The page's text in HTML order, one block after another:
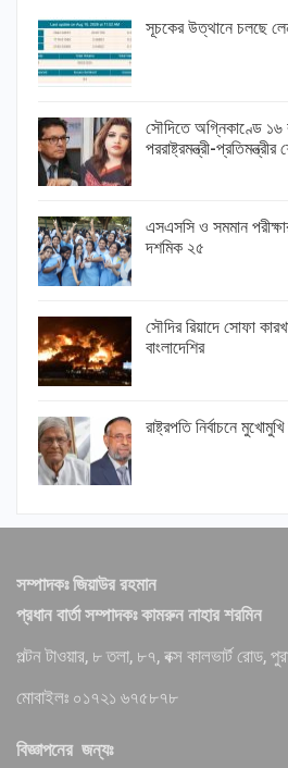
সূচকের উত্থানে চলছে
সৌদিতে অগ্নিকাণ্ডে ১৬
পররাষ্ট্রমন্ত্রী-
এসএসসি ও সমমান
দশমিক ২৫
সৌদির রিয়াদে সোফা
বাংলাদেশির
রাষ্ট্রপতি নির্বাচনে
সম্পাদকঃ জিয়াউর রহমান
প্রধান বার্তা সম্পাদকঃ কামরুন নাহার শরমিন
পল্টন টাওয়ার, ৮ তলা, ৮৭, বক্স কালভার্ট রোড,
মোবাইলঃ ০১৭২১ ৬৭৫৮৭৮
বিজ্ঞাপনের জন্যঃ